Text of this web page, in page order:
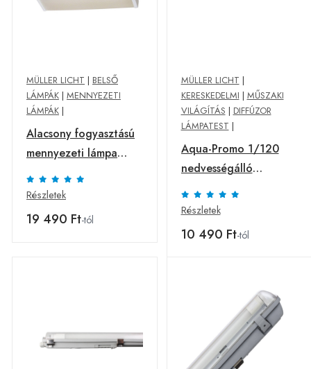
MÜLLER LICHT | BELSŐ
LÁMPÁK | MENNYEZETI
LÁMPÁK |
Alacsony fogyasztású
mennyezeti lámpa
Prismatik LED 9 W
Részletek
19 490 Ft-tól
MÜLLER LICHT |
KERESKEDELMI | MŰSZAKI
VILÁGÍTÁS | DIFFÚZOR
LÁMPATEST |
Aqua-Promo 1/120
nedvességálló
lámpatest, 127,2 cm
G13 1680 lm 840
Részletek
10 490 Ft-tól